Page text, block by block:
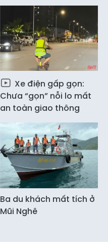
Xe điện gấp gọn:
Chưa “gọn” nỗi lo mất
an toàn giao thông
Ba du khách mất tích ở
Mũi Nghê